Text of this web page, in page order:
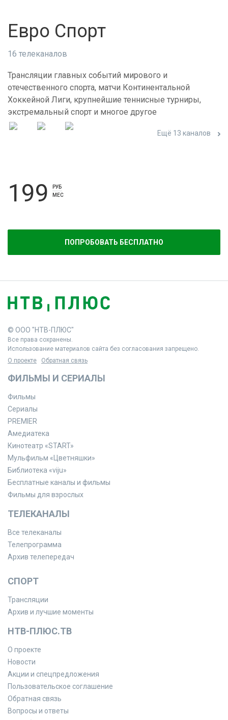
Евро Спорт
16 телеканалов
Трансляции главных событий мирового и
отечественного спорта, матчи Континентальной
Хоккейной Лиги, крупнейшие теннисные турниры,
экстремальный спорт и многое другое
Ещё 13 каналов
199
РУБ
МЕС
ПОПРОБОВАТЬ БЕСПЛАТНО
© ООО "НТВ-ПЛЮС"
Все права сохранены.
Использование материалов сайта без согласования запрещено.
О проекте
Обратная связь
ФИЛЬМЫ И СЕРИАЛЫ
Фильмы
Сериалы
PREMIER
Амедиатека
Кинотеатр «START»
Мульфильм «Цветняшки»
Библиотека «viju»
Бесплатные каналы и фильмы
Фильмы для взрослых
ТЕЛЕКАНАЛЫ
Все телеканалы
Телепрограмма
Архив телепередач
СПОРТ
Трансляции
Архив и лучшие моменты
НТВ-ПЛЮС.ТВ
О проекте
Новости
Акции и спецпредложения
Пользовательское соглашение
Обратная связь
Вопросы и ответы